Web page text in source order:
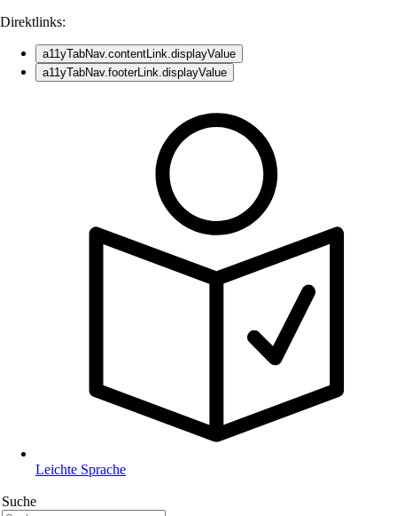
Direktlinks:
a11yTabNav.contentLink.displayValue
a11yTabNav.footerLink.displayValue
Leichte Sprache
Suche